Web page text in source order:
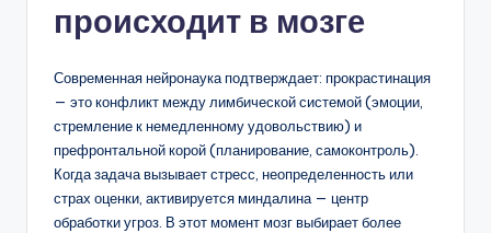
происходит в мозге
Современная нейронаука подтверждает: прокрастинация
— это конфликт между лимбической системой (эмоции,
стремление к немедленному удовольствию) и
префронтальной корой (планирование, самоконтроль).
Когда задача вызывает стресс, неопределенность или
страх оценки, активируется миндалина — центр
обработки угроз. В этот момент мозг выбирает более